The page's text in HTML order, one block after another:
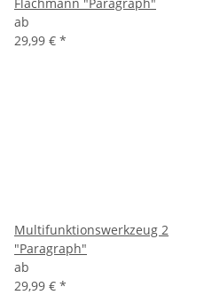
ab
29,99 € *
Multifunktionswerkzeug 2
"Paragraph"
ab
29,99 € *